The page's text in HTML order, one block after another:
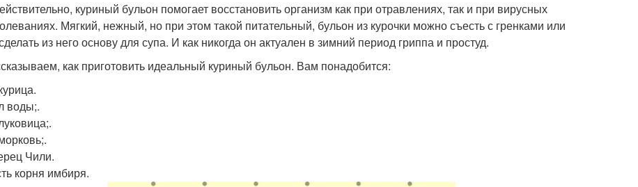
куриный бульон помогает восстановить организм как при отравлениях, так и при вирусных
Мягкий, нежный, но при этом такой питательный, бульон из курочки можно съесть с гренками или
из него основу для супа. И как никогда он актуален в зимний период гриппа и простуд.
как приготовить идеальный куриный бульон. Вам понадобится:
воды;.
Чили.
корня имбиря.